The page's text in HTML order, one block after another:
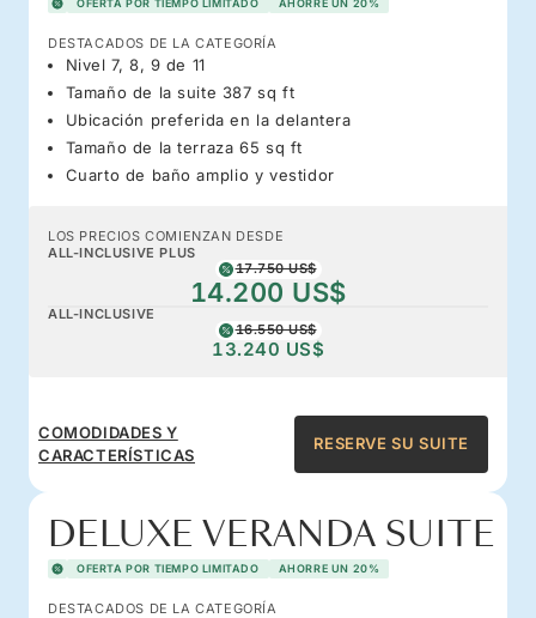
DESTACADOS DE LA CATEGORÍA
Nivel 7, 8, 9 de 11
Tamaño de la suite 387 sq ft
Ubicación preferida en la delantera
Tamaño de la terraza 65 sq ft
Cuarto de baño amplio y vestidor
LOS PRECIOS COMIENZAN DESDE
ALL-INCLUSIVE PLUS
17.750 US$
14.200 US$
ALL-INCLUSIVE
16.550 US$
13.240 US$
COMODIDADES Y
CARACTERÍSTICAS
RESERVE SU SUITE
DELUXE VERANDA SUITE
OFERTA POR TIEMPO LIMITADO AHORRE UN 20%
DESTACADOS DE LA CATEGORÍA